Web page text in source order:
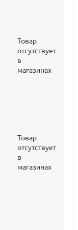
Товар
отсутствует
в
магазинах
Товар
отсутствует
в
магазинах